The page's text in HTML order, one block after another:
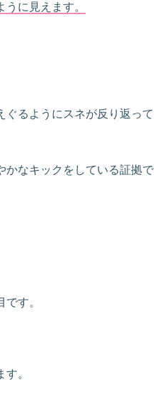
に見えます。
ぐるようにスネが反り返って
かなキックをしている証拠で
す。
。